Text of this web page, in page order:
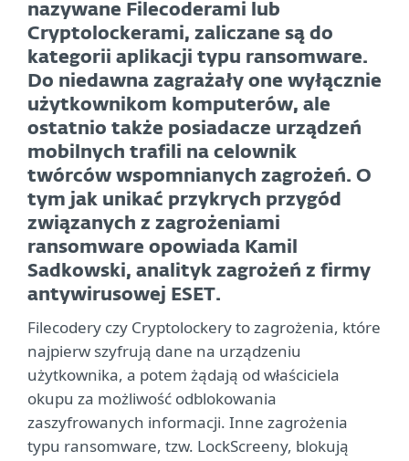
nazywane Filecoderami lub
Cryptolockerami, zaliczane są do
kategorii aplikacji typu ransomware.
Do niedawna zagrażały one wyłącznie
użytkownikom komputerów, ale
ostatnio także posiadacze urządzeń
mobilnych trafili na celownik
twórców wspomnianych zagrożeń. O
tym jak unikać przykrych przygód
związanych z zagrożeniami
ransomware opowiada Kamil
Sadkowski, analityk zagrożeń z firmy
antywirusowej ESET.
Filecodery czy Cryptolockery to zagrożenia, które
najpierw szyfrują dane na urządzeniu
użytkownika, a potem żądają od właściciela
okupu za możliwość odblokowania
zaszyfrowanych informacji. Inne zagrożenia
typu ransomware, tzw. LockScreeny, blokują